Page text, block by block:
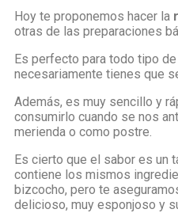
Hoy te proponemos hacer la
otras de las preparaciones
Es perfecto para todo tipo
necesariamente tienes que
Además, es muy sencillo y
consumirlo cuando se nos
merienda o como postre.
Es cierto que el sabor es un
contiene los mismos
bizcocho, pero te
delicioso, muy esponjoso y